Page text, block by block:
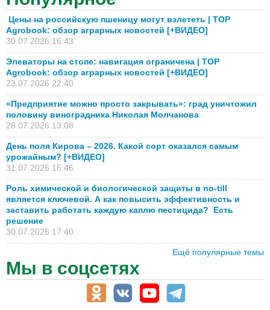
Цены на российскую пшеницу могут взлететь | TOP
Agrobook: обзор аграрных новостей [+ВИДЕО]
30.07.2026 16:43
Элеваторы на стопе: навигация ограничена | TOP
Agrobook: обзор аграрных новостей [+ВИДЕО]
23.07.2026 22:40
«Предприятие можно просто закрывать»: град уничтожил
половину виноградника Николая Молчанова
28.07.2026 13:08
День поля Кирова – 2026. Какой сорт оказался самым
урожайным? [+ВИДЕО]
31.07.2026 15:46
Роль химической и биологической защиты в no-till
является ключевой. А как повысить эффективность и
заставить работать каждую каплю пестицида? Есть
решение
30.07.2026 17:40
Ещё популярные темы
Мы в соцсетях